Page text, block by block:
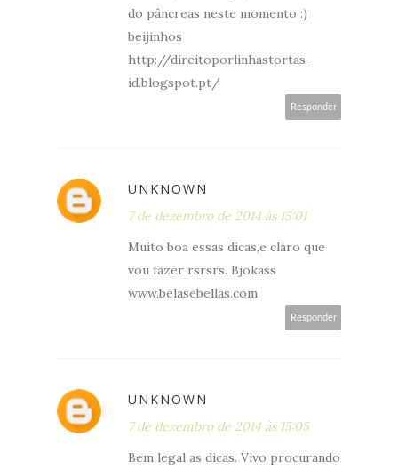
do pâncreas neste momento :)
beijinhos
http://direitoporlinhastortas-
id.blogspot.pt/
Responder
UNKNOWN
7 de dezembro de 2014 às 15:01
Muito boa essas dicas,e claro que
vou fazer rsrsrs. Bjokass
www.belasebellas.com
Responder
UNKNOWN
7 de dezembro de 2014 às 15:05
Bem legal as dicas. Vivo procurando